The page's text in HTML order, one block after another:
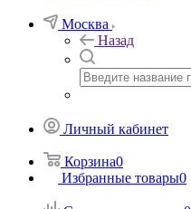
Москва
Назад
Личный кабинет
Корзина0
Избранные товары0